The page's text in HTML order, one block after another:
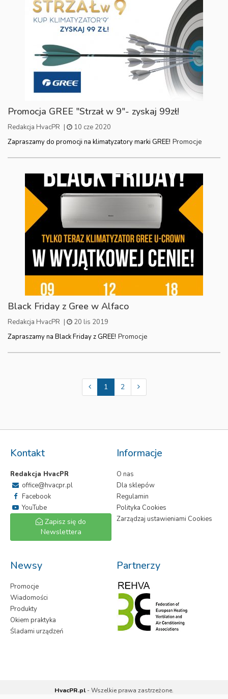
Promocja GREE "Strzał w 9"- zyskaj 99zł!
Redakcja HvacPR |
10 cze 2020
Zapraszamy do promocji na klimatyzatory marki GREE! Promocje
Black Friday z Gree w Alfaco
Redakcja HvacPR |
20 lis 2019
Zapraszamy na Black Friday z GREE! Promocje
1 2
Kontakt
Redakcja HvacPR
office@hvacpr.pl
Facebook
YouTube
Zapisz się do
Newslettera
Informacje
O nas
Dla sklepów
Regulamin
Polityka Cookies
Zarządzaj ustawieniami Cookies
Newsy
Promocje
Wiadomości
Produkty
Okiem praktyka
Śladami urządzeń
Partnerzy
HvacPR.pl- Wszelkie prawa zastrzeżone.